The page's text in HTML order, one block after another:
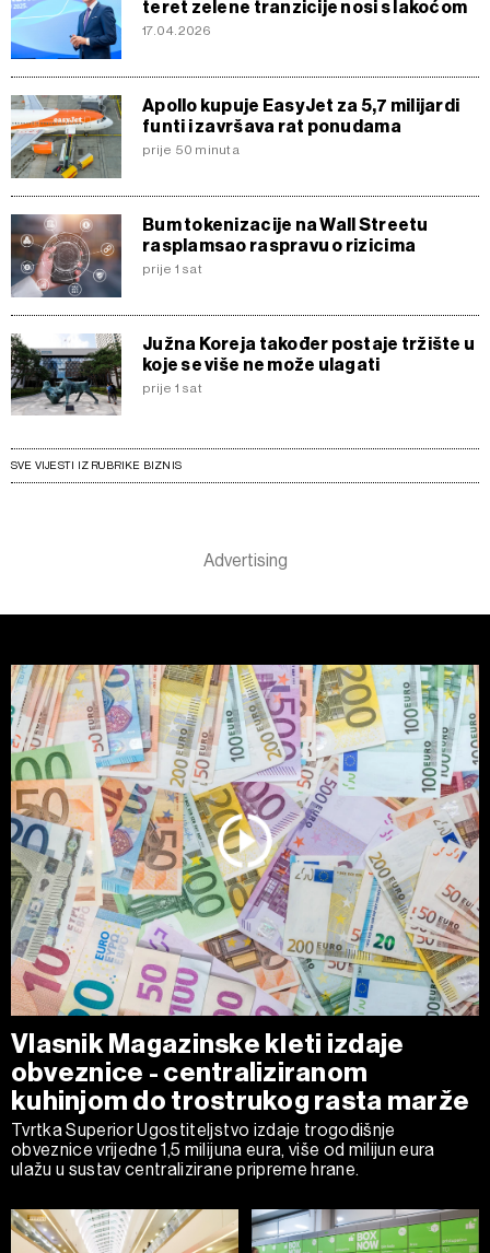
teret zelene tranzicije nosi s lakoćom
17.04.2026
Apollo kupuje EasyJet za 5,7 milijardi
funti i završava rat ponudama
prije 50 minuta
Bum tokenizacije na Wall Streetu
rasplamsao raspravu o rizicima
prije 1 sat
Južna Koreja također postaje tržište u
koje se više ne može ulagati
prije 1 sat
SVE VIJESTI IZ RUBRIKE BIZNIS
Vlasnik Magazinske kleti izdaje
obveznice - centraliziranom
kuhinjom do trostrukog rasta marže
Tvrtka Superior Ugostiteljstvo izdaje trogodišnje
obveznice vrijedne 1,5 milijuna eura, više od milijun eura
ulažu u sustav centralizirane pripreme hrane.